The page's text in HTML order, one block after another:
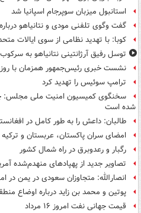
استانبول میزبان سوپرجام اسپانیا شد
گفت وگوی تلفنی مودی و نتانیاهو
کوبا: با تهدید نظامی از سوی ایالات
توسل رفیق آرژانتینی نتانیاهو به سرکوب
نشست خبری رئیس‌جمهور همزمان با روز
ترامپ سوئیس را تهدید کرد
سخنگوی کمیسیون امنیت ملی
شده است
طالبان: داعش را به طور کامل در
امضای سران پاکستان، عربستان و
رگبار و رعدوبرق در راه شمال کشور
تصاویر جدید از پهپادهای منهدم‌شده
انصارالله: متجاوزان سعودی در یمن در
پوتین و محمد بن زاید درباره اوضاع
قیمت جهانی نفت امروز ۱۶ مرداد